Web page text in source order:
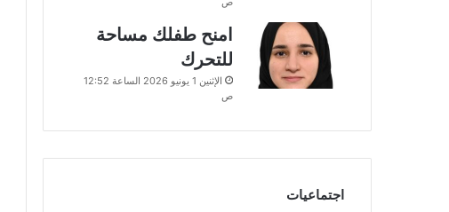
امنح طفلك مساحة
للتحرك
الإثنين 1 يونيو 2026 الساعة 12:52
ص
اجتماعيات